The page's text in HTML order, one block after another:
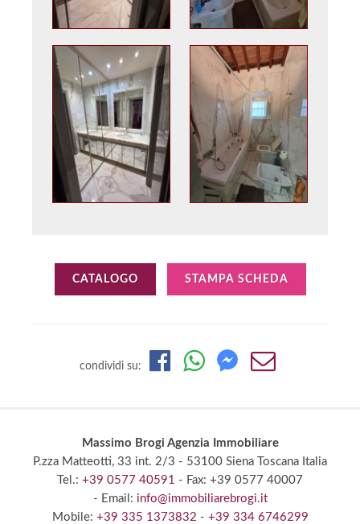
CATALOGO STAMPA SCHEDA
condividi su:
Massimo Brogi Agenzia Immobiliare
P.zza Matteotti, 33 int. 2/3 - 53100 Siena Toscana Italia
Tel.: +39 0577 40591 - Fax: +39 0577 40007
- Email: info@immobiliarebrogi.it
Mobile: +39 335 1373832 - +39 334 6746299